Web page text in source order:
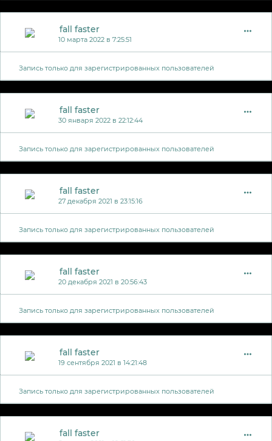
fall faster
10 марта 2022 в 7:25:51
Запись только для зарегистрированных пользователей
fall faster
30 января 2022 в 22:12:44
Запись только для зарегистрированных пользователей
fall faster
27 декабря 2021 в 23:15:16
Запись только для зарегистрированных пользователей
fall faster
20 декабря 2021 в 20:56:43
Запись только для зарегистрированных пользователей
fall faster
19 сентября 2021 в 14:21:48
Запись только для зарегистрированных пользователей
fall faster